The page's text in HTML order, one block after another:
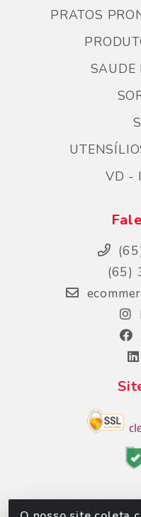
PRATOS
SAUDE
VD -
(65)